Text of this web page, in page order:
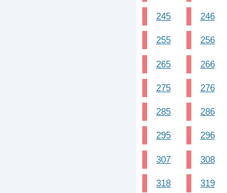
245 246
255 256
265 266
275 276
285 286
295 296
307 308
318 319